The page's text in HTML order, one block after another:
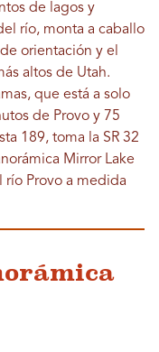
de lagos y
río, monta a caballo
orientación y el
altos de Utah.
que está a solo
de Provo y 75
189, toma la SR 32
Mirror Lake
río Provo a medida